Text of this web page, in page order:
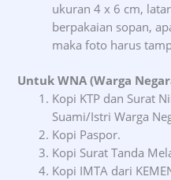
ukuran 4 x 6 cm,
berpakaian sopan,
maka foto harus
Untuk WNA (Warga
Kopi KTP dan Surat
Suami/Istri Warga
Kopi Paspor.
Kopi Surat Tanda
Kopi IMTA dari